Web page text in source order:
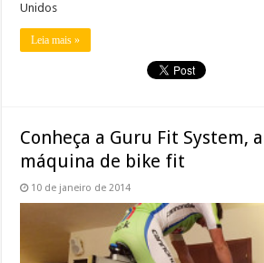
Unidos
Leia mais »
Conheça a Guru Fit System,
máquina de bike fit
10 de janeiro de 2014